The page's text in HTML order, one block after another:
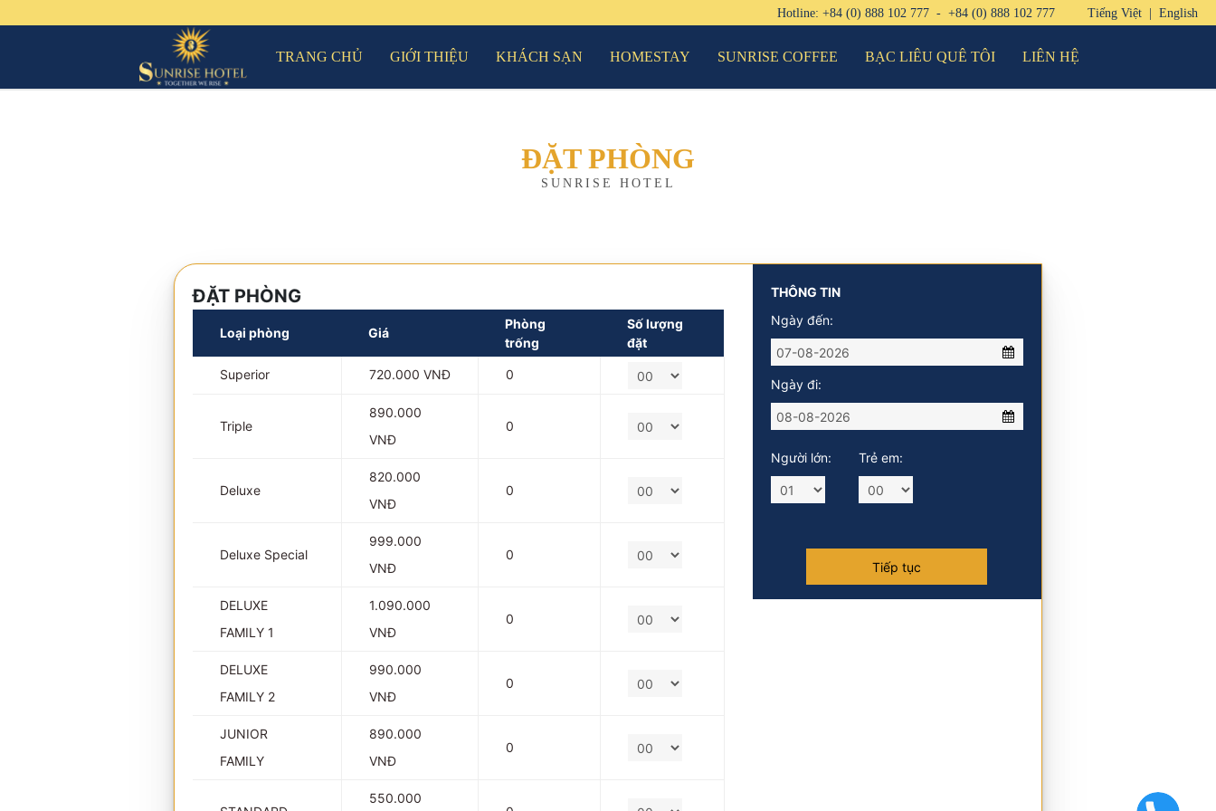
TRANG CHỦ GIỚI THIỆU KHÁCH SẠN HOMESTAY SUNRISE COFFEE BẠC LIÊU QUÊ TÔI LIÊN HỆ
Hotline: +84 (0) 888 102 777 - +84 (0) 888 102 777 Tiếng Việt | English
ĐẶT PHÒNG
SUNRISE HOTEL
ĐẶT PHÒNG
Loại phòng Giá
Phòng
trống
Số lượng
đặt
Superior 720.000 VNĐ 0
Triple
890.000
VNĐ
0
Deluxe
820.000
VNĐ
0
Deluxe Special
999.000
VNĐ
0
DELUXE
FAMILY 1
1.090.000
VNĐ
0
DELUXE
FAMILY 2
990.000
VNĐ
0
JUNIOR
FAMILY
890.000
VNĐ
0
550.000
THÔNG TIN
Ngày đến:
Ngày đi:
Người lớn: Trẻ em: